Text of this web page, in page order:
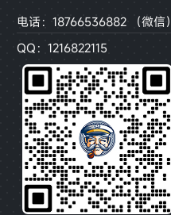
电话：18766536882 （微信）
QQ：1216822115